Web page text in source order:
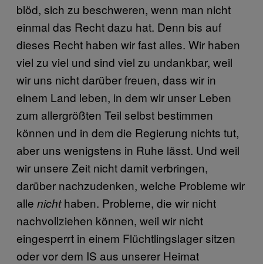
blöd, sich zu beschweren, wenn man nicht
einmal das Recht dazu hat. Denn bis auf
dieses Recht haben wir fast alles. Wir haben
viel zu viel und sind viel zu undankbar, weil
wir uns nicht darüber freuen, dass wir in
einem Land leben, in dem wir unser Leben
zum allergrößten Teil selbst bestimmen
können und in dem die Regierung nichts tut,
aber uns wenigstens in Ruhe lässt. Und weil
wir unsere Zeit nicht damit verbringen,
darüber nachzudenken, welche Probleme wir
alle nichthaben. Probleme, die wir nicht
nachvollziehen können, weil wir nicht
eingesperrt in einem Flüchtlingslager sitzen
oder vor dem IS aus unserer Heimat